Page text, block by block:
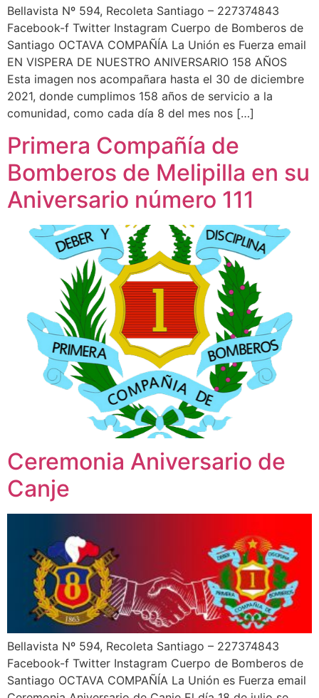
Bellavista Nº 594, Recoleta Santiago – 227374843
Facebook-f Twitter Instagram Cuerpo de Bomberos de
Santiago OCTAVA COMPAÑÍA La Unión es Fuerza email
EN VISPERA DE NUESTRO ANIVERSARIO 158 AÑOS
Esta imagen nos acompañara hasta el 30 de diciembre
2021, donde cumplimos 158 años de servicio a la
comunidad, como cada día 8 del mes nos […]
Primera Compañía de
Bomberos de Melipilla en su
Aniversario número 111
Ceremonia Aniversario de
Canje
Bellavista Nº 594, Recoleta Santiago – 227374843
Facebook-f Twitter Instagram Cuerpo de Bomberos de
Santiago OCTAVA COMPAÑÍA La Unión es Fuerza email